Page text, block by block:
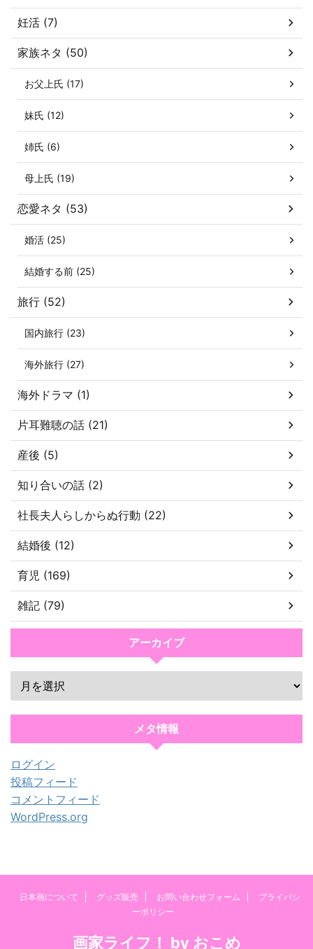
妊活 (7)
家族ネタ (50)
お父上氏 (17)
妹氏 (12)
姉氏 (6)
母上氏 (19)
恋愛ネタ (53)
婚活 (25)
結婚する前 (25)
旅行 (52)
国内旅行 (23)
海外旅行 (27)
海外ドラマ (1)
片耳難聴の話 (21)
産後 (5)
知り合いの話 (2)
社長夫人らしからぬ行動 (22)
結婚後 (12)
育児 (169)
雑記 (79)
アーカイブ
メタ情報
ログイン
投稿フィード
コメントフィード
WordPress.org
日本画について グッズ販売 お問い合わせフォーム
プライバシ
ーポリシー
画家ライフ！ by おこめ